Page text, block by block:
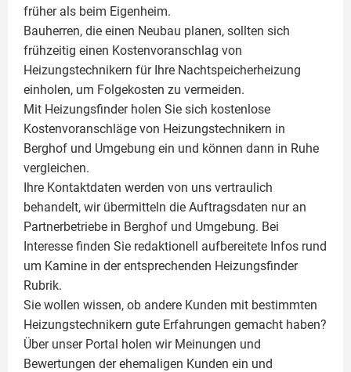
früher als beim Eigenheim.
Bauherren, die einen Neubau planen, sollten sich
frühzeitig einen Kostenvoranschlag von
Heizungstechnikern für Ihre Nachtspeicherheizung
einholen, um Folgekosten zu vermeiden.
Mit Heizungsfinder holen Sie sich kostenlose
Kostenvoranschläge von Heizungstechnikern in
Berghof und Umgebung ein und können dann in Ruhe
vergleichen.
Ihre Kontaktdaten werden von uns vertraulich
behandelt, wir übermitteln die Auftragsdaten nur an
Partnerbetriebe in Berghof und Umgebung. Bei
Interesse finden Sie redaktionell aufbereitete Infos rund
um Kamine in der entsprechenden Heizungsfinder
Rubrik.
Sie wollen wissen, ob andere Kunden mit bestimmten
Heizungstechnikern gute Erfahrungen gemacht haben?
Über unser Portal holen wir Meinungen und
Bewertungen der ehemaligen Kunden ein und